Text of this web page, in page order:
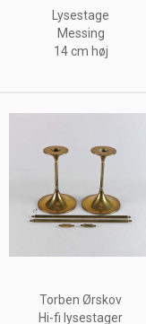
Lysestage
Messing
14 cm høj
Torben Ørskov
Hi-fi lysestager